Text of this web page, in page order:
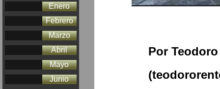
Enero
Febrero
Marzo
Abril
Mayo
Junio
Por